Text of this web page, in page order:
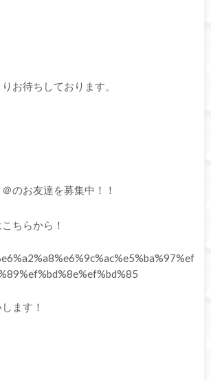
お待ちしております。
のお友達を募集中！！
ちらから！
ます！